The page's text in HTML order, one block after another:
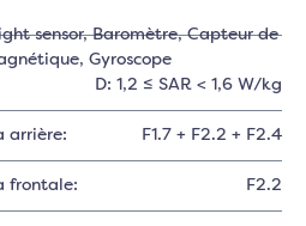
sensor, Baromètre, Capteur de
, Gyroscope
D: 1,2 ≤ SAR < 1,6 W/kg
arrière: F1.7 + F2.2 + F2.4
frontale: F2.2